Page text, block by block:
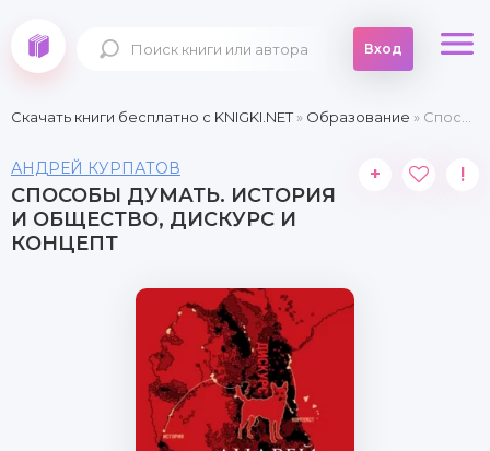
Вход
Скачать книги бесплатно c KNIGKI.NET» Образование » Способы думать. История и общество, дискурс и концепт
АНДРЕЙ КУРПАТОВ
СПОСОБЫ ДУМАТЬ. ИСТОРИЯ
И ОБЩЕСТВО, ДИСКУРС И
КОНЦЕПТ
+ !